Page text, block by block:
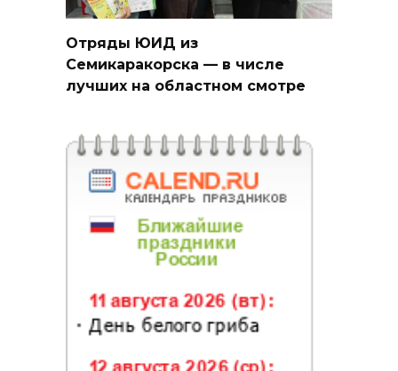
Отряды ЮИД из
Семикаракорска — в числе
лучших на областном смотре